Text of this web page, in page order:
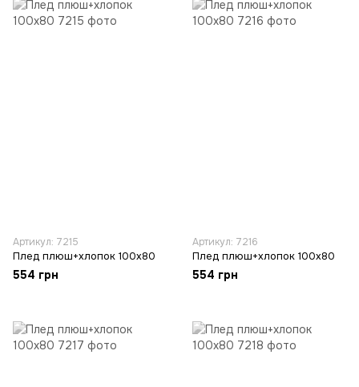
Артикул: 7215
Плед плюш+хлопок 100х80
554 грн
Артикул: 7216
Плед плюш+хлопок 100х80
554 грн